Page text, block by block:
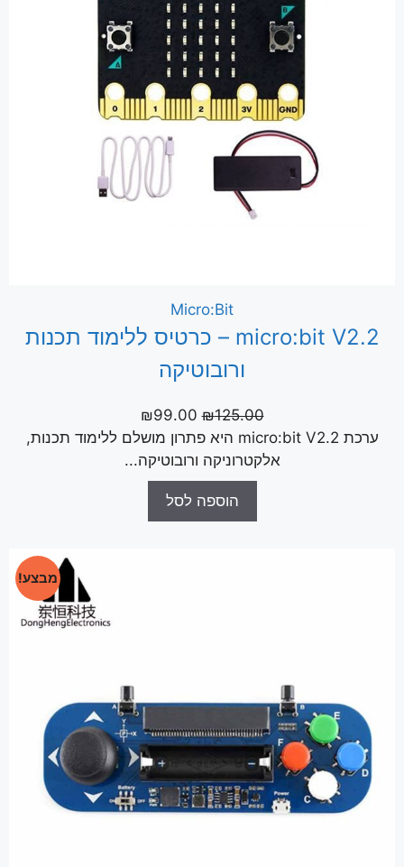
Micro:Bit
micro:bit V2.2 – כרטיס ללימוד תכנות
ורובוטיקה
₪125.00
₪99.00
ערכת micro:bit V2.2 היא פתרון מושלם ללימוד תכנות,
אלקטרוניקה ורובוטיקה...
הוספה לסל
מבצע!